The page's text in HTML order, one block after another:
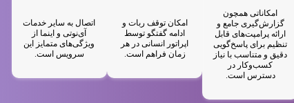
امکاناتی همچون
گزارش‌گیری جامع و
ارائه پرامپت‌های قابل
تنظیم برای پاسخ‌گویی
دقیق و متناسب با نیاز
کسب‌وکار در
دسترس است.
امکان توقف ربات و
ادامه گفتگو توسط
اپراتور انسانی در هر
زمان فراهم است.
اتصال به سایر خدمات
آی‌نوتی و اینما از
ویژگی‌های متمایز این
سرویس است.